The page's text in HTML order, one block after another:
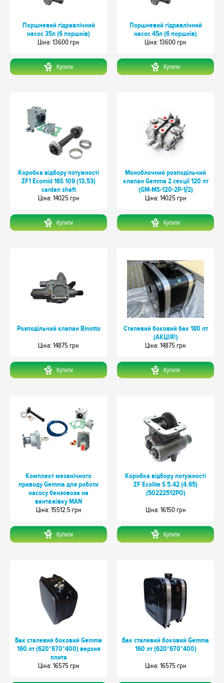
Поршневий гідравлічний
насос 35л (6 поршнів)
Цiна: 13600 грн
Купити
Поршневий гідравлічний
насос 45л (6 поршнів)
Цiна: 13600 грн
Купити
Коробка відбору потужності
ZF1 Ecomid 16S 109 (13,53)
cardan shaft
Цiна: 14025 грн
Купити
Моноблочний розподільчий
клапан Gemma 2 секції 120 лт
(GM-MS-120-2P-1/2)
Цiна: 14025 грн
Купити
Розподільчий клапан Binotto
Цiна: 14875 грн
Купити
Сталевий боковий бак 180 лт
(АКЦІЯ!)
Цiна: 14875 грн
Купити
Комплект механічного
приводу Gemma для роботи
насосу бензовоза на
вантажівку MAN
Цiна: 15512.5 грн
Купити
Коробка відбору потужності
ZF Ecolite S 5.42 (4.65)
(50222512PO)
Цiна: 16150 грн
Купити
Бак сталевий боковий Gemma
160 лт (620*670*400) верхня
плита
Цiна: 16575 грн
Бак сталевий боковий Gemma
160 лт (620*670*400)
Цiна: 16575 грн